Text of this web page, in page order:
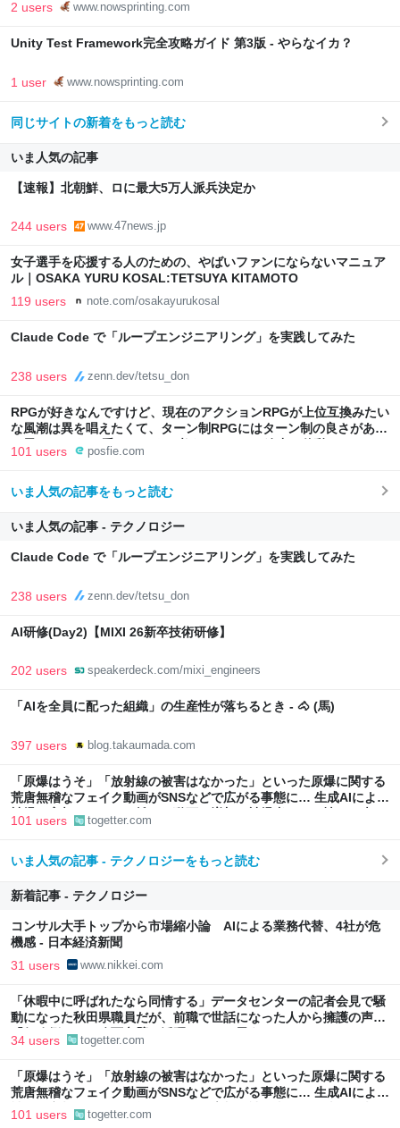
2 users www.nowsprinting.com
Unity Test Framework完全攻略ガイド 第3版 - やらなイカ？
1 user www.nowsprinting.com
同じサイトの新着をもっと読む
いま人気の記事
【速報】北朝鮮、ロに最大5万人派兵決定か
244 users www.47news.jp
女子選手を応援する人のための、やばいファンにならないマニュア
ル｜OSAKA YURU KOSAL:TETSUYA KITAMOTO
119 users note.com/osakayurukosal
Claude Code で「ループエンジニアリング」を実践してみた
238 users zenn.dev/tetsu_don
RPGが好きなんですけど、現在のアクションRPGが上位互換みたい
な風潮は異を唱えたくて、ターン制RPGにはターン制の良さがある
と思ってます 一手をじっくり考えられたり、途中で休憩したりでき
るのがターン制の良さじゃないですか もっとターン制を煮詰めて欲
(´・ω・｀)」
101 users posfie.com
いま人気の記事をもっと読む
いま人気の記事 - テクノロジー
Claude Code で「ループエンジニアリング」を実践してみた
238 users zenn.dev/tetsu_don
AI研修(Day2)【MIXI 26新卒技術研修】
202 users speakerdeck.com/mixi_engineers
「AIを全員に配った組織」の生産性が落ちるとき - 🐴 (馬)
397 users blog.takaumada.com
「原爆はうそ」「放射線の被害はなかった」といった原爆に関する
荒唐無稽なフェイク動画がSNSなどで広がる事態に… 生成AIによる
被爆の実相からはかけ離れた動画も増加、被爆者からは憤りの声も
101 users togetter.com
いま人気の記事 - テクノロジーをもっと読む
新着記事 - テクノロジー
コンサル大手トップから市場縮小論 AIによる業務代替、4社が危
機感 - 日本経済新聞
31 users www.nikkei.com
「休暇中に呼ばれたなら同情する」データセンターの記者会見で騒
動になった秋田県職員だが、前職で世話になった人から擁護の声
「行政側として八面六臂の活躍をしたと思う」
34 users togetter.com
「原爆はうそ」「放射線の被害はなかった」といった原爆に関する
荒唐無稽なフェイク動画がSNSなどで広がる事態に… 生成AIによる
被爆の実相からはかけ離れた動画も増加、被爆者からは憤りの声も
101 users togetter.com